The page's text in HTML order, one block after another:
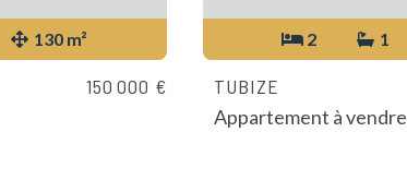
130 m²
150 000 €
2 1
TUBIZE
Appartement à vendre